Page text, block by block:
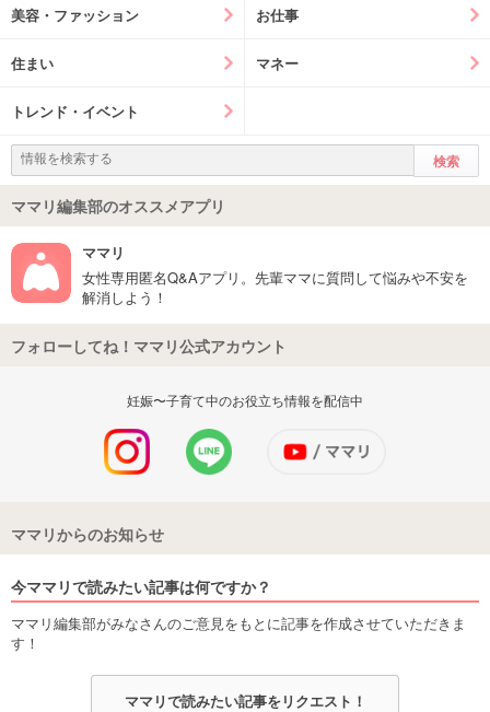
美容・ファッション お仕事
住まい マネー
トレンド・イベント
ママリ編集部のオススメアプリ
ママリ
女性専用匿名Q&Aアプリ。先輩ママに質問して悩みや不安を
解消しよう！
フォローしてね！ママリ公式アカウント
妊娠〜子育て中のお役立ち情報を配信中
ママリからのお知らせ
今ママリで読みたい記事は何ですか？
ママリ編集部がみなさんのご意見をもとに記事を作成させていただきま
す！
ママリで読みたい記事をリクエスト！